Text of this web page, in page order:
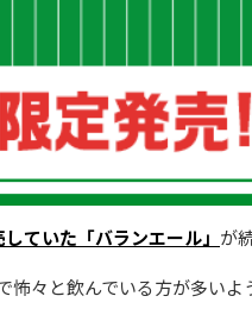
ていた「バランエール」 が
々と飲んでいる方が多いよ